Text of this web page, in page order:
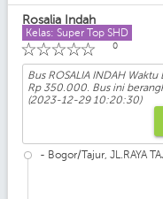
Rosalia Indah
Kelas: Super Top SHD
☆
☆
☆
☆
☆ 0
Bus ROSALIA INDAH
Rp 350.000. Bus ini
(2023-12-29 10:20:30)
- Bogor/Tajur, JL.RAYA